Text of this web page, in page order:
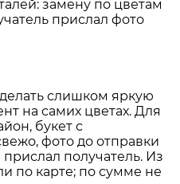
замену по цветам
прислал фото
слишком яркую
на самих цветах. Для
букет с
фото до отправки
получатель. Из
по карте; по сумме не